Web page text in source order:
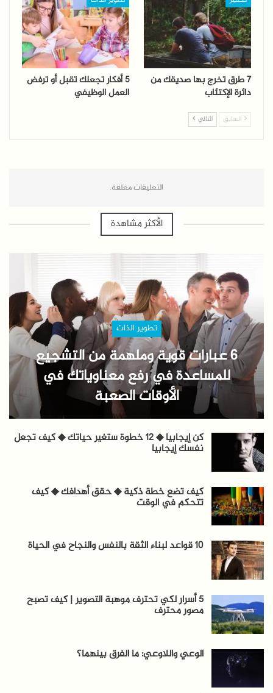
7 طرق تخرج بها صديقك من
دائرة الإكتئاب
5 أفكار تجعلك تقبل أو ترفض
العمل الوظيفي
السابق التالي
التعليقات مغلقة.
الأكثر مشاهدة
تطوير الذات
6 عبارات قوية وملهمة من التشجيع
للمساعدة في رفع معناوياتك في
الأوقات الصعبة
كن إيجابيا ◆ 12 خطوة ستغير حياتك ◆ كيف تجعل
نفسك إيجابيا
كيف تضع خطة ذكية ◆ حقق أهدافك ◆ كيف
تتحكم في الوقت
10 قواعد لبناء الثقة بالنفس والنجاح في الحياة
5 أسرار لكي تحترف موهبة التصوير | كيف تصبح
مصور محترف
الوعي واللاوعي: ما الفرق بينهما؟